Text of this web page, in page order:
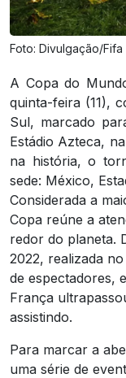
Foto: Divulgação/Fifa
A Copa do
quinta-feira (11),
Sul, marcado
Estádio Azteca,
na história, o
sede: México,
Considerada a
Copa reúne a
redor do planeta.
2022, realizada
de espectadores,
França
assistindo.
Para marcar a
uma série de